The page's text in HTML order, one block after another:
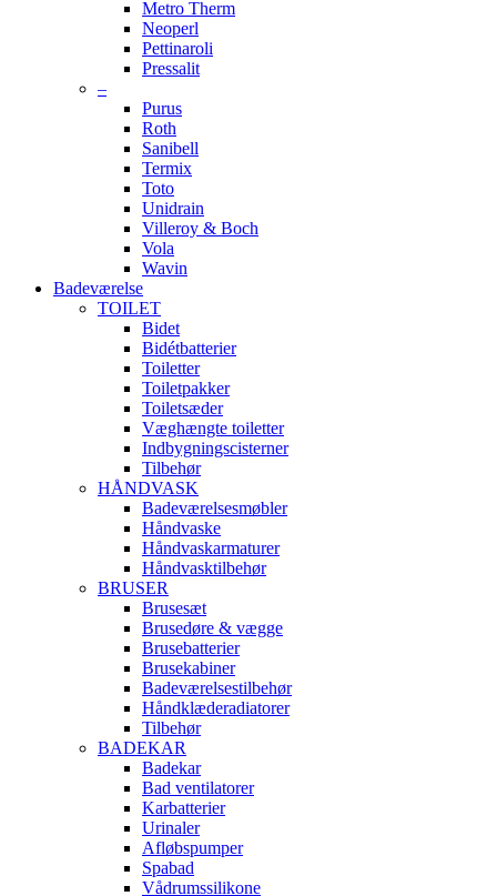
Metro Therm
Neoperl
Pettinaroli
Pressalit
–
Purus
Roth
Sanibell
Termix
Toto
Unidrain
Villeroy & Boch
Vola
Wavin
Badeværelse
TOILET
Bidet
Bidétbatterier
Toiletter
Toiletpakker
Toiletsæder
Væghængte toiletter
Indbygningscisterner
Tilbehør
HÅNDVASK
Badeværelsesmøbler
Håndvaske
Håndvaskarmaturer
Håndvasktilbehør
BRUSER
Brusesæt
Brusedøre & vægge
Brusebatterier
Brusekabiner
Badeværelsestilbehør
Håndklæderadiatorer
Tilbehør
BADEKAR
Badekar
Bad ventilatorer
Karbatterier
Urinaler
Afløbspumper
Spabad
Vådrumssilikone